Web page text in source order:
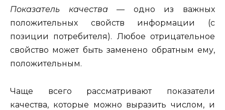
Показатель качества — одно из важных
положительных свойств
информации (с
позиции потребителя). Любое отрицательное
свойство может быть заменено обратным ему,
положительным.
Чаще всего рассматривают показатели
качества, которые можно выразить числом, и